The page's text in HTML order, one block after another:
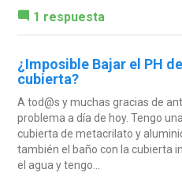
1 respuesta
¿Imposible Bajar el PH
cubierta?
A tod@s y muchas gracias de
problema a día de hoy. Tengo
cubierta de metacrilato y
también el baño con la cubierta
el agua y tengo...